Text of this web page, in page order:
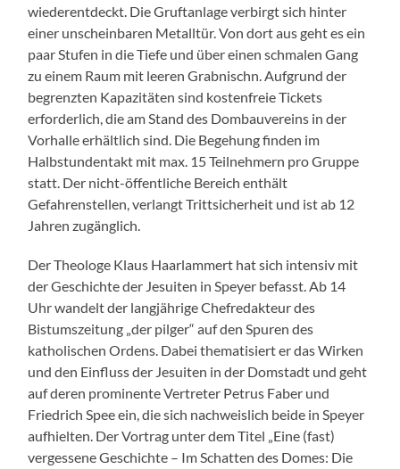
wiederentdeckt. Die Gruftanlage verbirgt sich hinter
einer unscheinbaren Metalltür. Von dort aus geht es ein
paar Stufen in die Tiefe und über einen schmalen Gang
zu einem Raum mit leeren Grabnischn. Aufgrund der
begrenzten Kapazitäten sind kostenfreie Tickets
erforderlich, die am Stand des Dombauvereins in der
Vorhalle erhältlich sind. Die Begehung finden im
Halbstundentakt mit max. 15 Teilnehmern pro Gruppe
statt. Der nicht-öffentliche Bereich enthält
Gefahrenstellen, verlangt Trittsicherheit und ist ab 12
Jahren zugänglich.
Der Theologe Klaus Haarlammert hat sich intensiv mit
der Geschichte der Jesuiten in Speyer befasst. Ab 14
Uhr wandelt der langjährige Chefredakteur des
Bistumszeitung „der pilger“ auf den Spuren des
katholischen Ordens. Dabei thematisiert er das Wirken
und den Einfluss der Jesuiten in der Domstadt und geht
auf deren prominente Vertreter Petrus Faber und
Friedrich Spee ein, die sich nachweislich beide in Speyer
aufhielten. Der Vortrag unter dem Titel „Eine (fast)
vergessene Geschichte – Im Schatten des Domes: Die